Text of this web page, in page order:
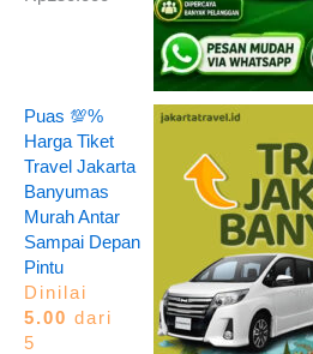
Puas 💯%
Harga Tiket
Travel Jakarta
Banyumas
Murah Antar
Sampai Depan
Pintu
Dinilai
5.00 dari
5